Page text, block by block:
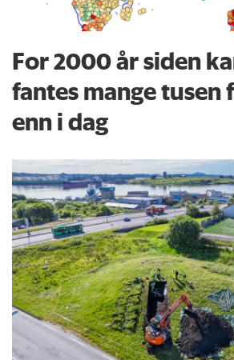
For 2000 år siden
fantes mange tusen
enn i dag